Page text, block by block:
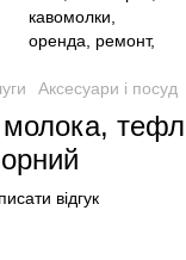
Аксесуари і посуд
молока,
відгук